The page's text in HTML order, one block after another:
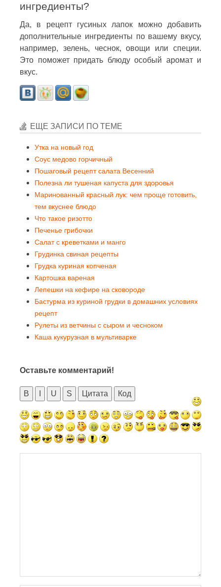
ингредиенты?
Да, в рецепт гусиных лапок можно добавить
дополнительные ингредиенты по вашему вкусу,
например, зелень, чеснок, овощи или специи.
Это поможет придать блюду особый аромат и
вкус.
ЕЩЕ ЗАПИСИ ПО ТЕМЕ
Утка на новый год
Соус медово горчичный
Пошаговый рецепт салата Весенний
Полезна ли тушеная капуста для здоровья
Маринованный красный лук: чем проще готовить,
тем вкуснее блюдо
Что такое ризотто
Печенье грибочки
Салат с креветками и манго
Грудинка свиная рецепты
Грудка куриная копченая
Картошка вареная
Лепешки на кефире на сковороде
Бастурма из куриной грудки в домашних условиях
рецепт
Рулеты из ветчины с сыром и чесноком
Каша кукурузная в мультиварке
Оставьте комментарий!
B U S Цитата Код